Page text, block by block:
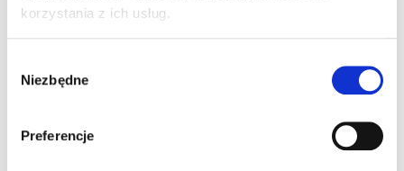
korzystania z ich usług.
Niezbędne
Preferencje